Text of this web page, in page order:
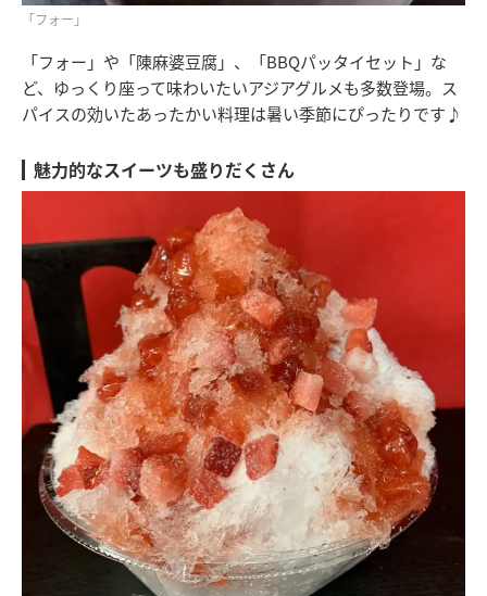
「フォー」
「フォー」や「陳麻婆豆腐」、「BBQパッタイセット」な
ど、ゆっくり座って味わいたいアジアグルメも多数登場。ス
パイスの効いたあったかい料理は暑い季節にぴったりです♪
魅力的なスイーツも盛りだくさん